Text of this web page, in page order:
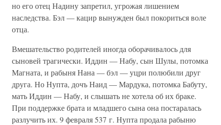
но его отец Надину запретил, угрожая лишением
наследства. Бэл — кацир вынужден был покориться воле
отца.
Вмешательство родителей иногда оборачивалось для
сыновей трагически. Иддин — Набу, сын Шулы, потомка
Магната, и рабыня Нана — бэл — уцри полюбили друг
друга. Но Нупта, дочъ Наид — Мардука, потомка Бабуту,
мать Иддин — Набу, и слышать не хотела об их браке.
При поддержке брата и младшего сына она постаралась
разлучить их. 9 февраля 537 г. Нупта продала рабыню